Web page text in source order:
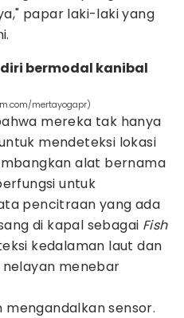
papar laki-laki yang
bermodal kanibal
mertayogapr)
mereka tak hanya
mendeteksi lokasi
alat bernama
untuk
pencitraan yang ada
di kapal sebagai Fish
kedalaman laut dan
menebar
mengandalkan sensor.